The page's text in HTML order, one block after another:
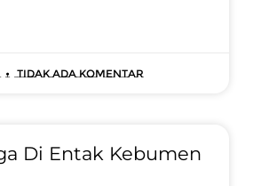
Tidak ada komentar
Di Entak Kebumen